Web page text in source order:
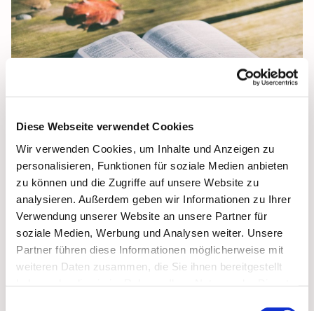
Diese Webseite verwendet Cookies
Wir verwenden Cookies, um Inhalte und Anzeigen zu
personalisieren, Funktionen für soziale Medien anbieten
zu können und die Zugriffe auf unsere Website zu
analysieren. Außerdem geben wir Informationen zu Ihrer
Verwendung unserer Website an unsere Partner für
soziale Medien, Werbung und Analysen weiter. Unsere
Partner führen diese Informationen möglicherweise mit
weiteren Daten zusammen, die Sie ihnen bereitgestellt
© Pexels (Pixabay)
Mittwoch, 14. Oktober 2026, 17:00 Uhr
Ingrid Uhlemann
Durch einen Pastor/eine Pastorin der evangelischen